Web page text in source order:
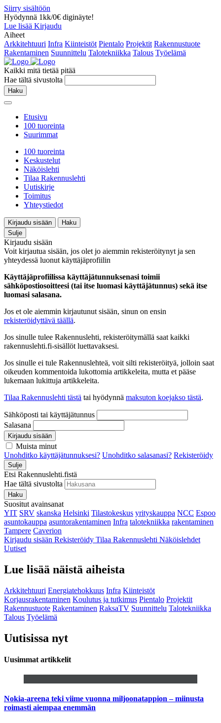
Siirry sisältöön
Hyödynnä 1kk/0€ diginäyte!
Lue lisää Kirjaudu
Aiheet
Arkkitehtuuri Infra Kiinteistöt Pientalo Projektit Rakennustuote
Rakentaminen Suunnittelu Talotekniikka Talous Työelämä
Kaikki mitä tietää pitää
Hae tältä sivustolta
Haku
Etusivu
100 tuoreinta
Suurimmat
100 tuoreinta
Keskustelut
Näköislehti
Tilaa Rakennuslehti
Uutiskirje
Toimitus
Yhteystiedot
Kirjaudu sisään
Haku
Sulje
Kirjaudu sisään
Voit kirjautua sisään, jos olet jo aiemmin rekisteröitynyt ja sen
yhteydessä luonut käyttäjäprofiilin
Käyttäjäprofiilissa käyttäjätunnuksenasi toimii
sähköpostiosoitteesi (tai itse luomasi käyttäjätunnus) sekä itse
luomasi salasana.
Jos et ole aiemmin kirjautunut sisään, sinun on ensin
rekisteröidyttävä täällä.
Jos sinulle tulee Rakennuslehti, rekisteröitymällä saat kaikki
rakennuslehti.fi-sisällöt luettavaksesi.
Jos sinulle ei tule Rakennuslehteä, voit silti rekisteröityä, jolloin saat
oikeuden kommentoida lukottomia artikkeleita, mutta et pääse
lukemaan lukittuja artikkeleita.
Tilaa Rakennuslehti tästä tai hyödynnä maksuton koejakso tästä.
Sähköposti tai käyttäjätunnus
Salasana
Kirjaudu sisään
Muista minut
Unohditko käyttäjätunnuksesi? Unohditko salasanasi? Rekisteröidy
Sulje
Etsi Rakennuslehti.fistä
Hae tältä sivustolta
Haku
Suositut avainsanat
YIT SRV skanska Helsinki Tilastokeskus yrityskauppa NCC Espoo
asuntokauppa asuntorakentaminen Infra talotekniikka rakentaminen
Tampere Caverion
Kirjaudu sisään Rekisteröidy Tilaa Rakennuslehti Näköislehdet
Uutiset
Lue lisää näistä aiheista
Arkkitehtuuri Energiatehokkuus Infra Kiinteistöt
Korjausrakentaminen Koulutus ja tutkimus Pientalo Projektit
Rakennustuote Rakentaminen RaksaTV Suunnittelu Talotekniikka
Talous Työelämä
Uutisissa nyt
Uusimmat artikkelit
Nokia-areena teki viime vuonna miljoonatappion – miinusta
roimasti aiempaa enemmän